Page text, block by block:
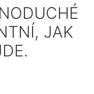
JAK